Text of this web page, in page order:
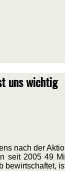
uns wichtig
nach der
seit 2005 49
bewirtschaftet,